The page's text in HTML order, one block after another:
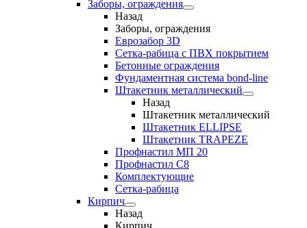
Заборы, ограждения
Назад
Заборы, ограждения
Еврозабор 3D
Сетка-рабица с ПВХ покрытием
Бетонные ограждения
Фундаментная система bond-line
Штакетник металлический
Назад
Штакетник металлический
Штакетник ELLIPSE
Штакетник TRAPEZE
Профнастил МП 20
Профнастил С8
Комплектующие
Сетка-рабица
Кирпич
Назад
Кирпич